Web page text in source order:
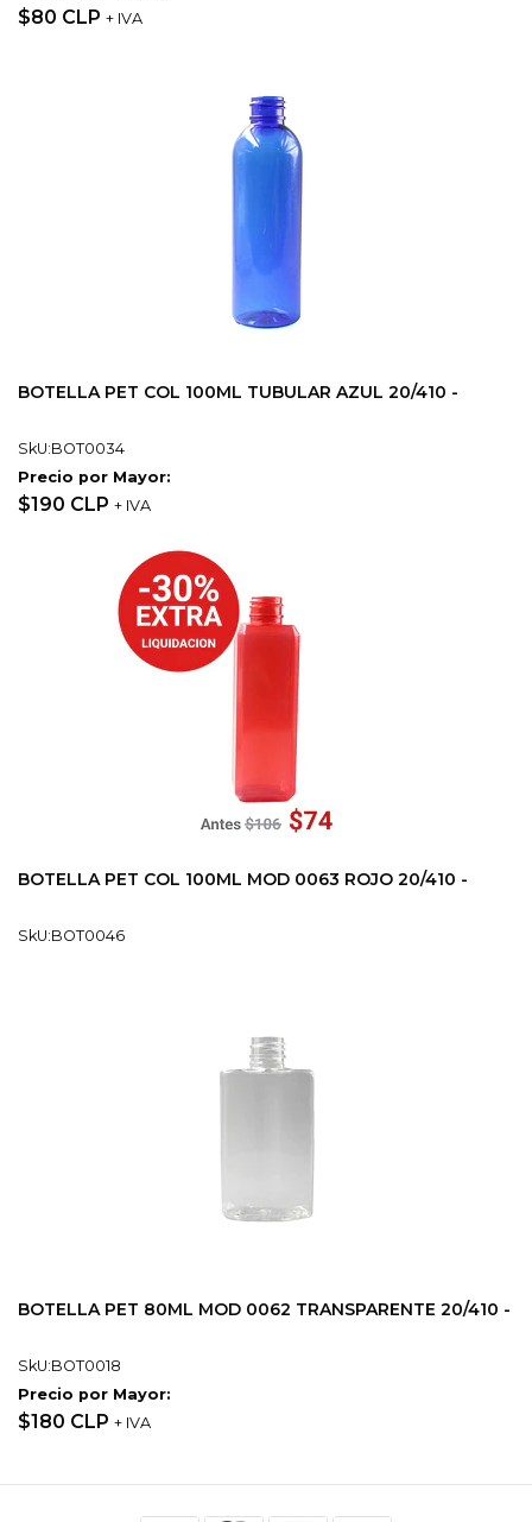
$80 CLP + IVA
BOTELLA PET COL 100ML TUBULAR AZUL 20/410 -
SkU:BOT0034
Precio por Mayor:
$190 CLP + IVA
BOTELLA PET COL 100ML MOD 0063 ROJO 20/410 -
SkU:BOT0046
BOTELLA PET 80ML MOD 0062 TRANSPARENTE 20/410 -
SkU:BOT0018
Precio por Mayor:
$180 CLP + IVA